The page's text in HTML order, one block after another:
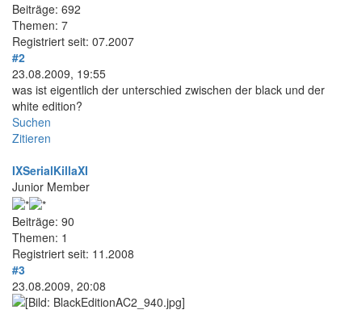
Beiträge: 692
Themen: 7
Registriert seit: 07.2007
#2
23.08.2009, 19:55
was ist eigentlich der unterschied zwischen der black und der
white edition?
Suchen
Zitieren
IXSerialKillaXI
Junior Member
Beiträge: 90
Themen: 1
Registriert seit: 11.2008
#3
23.08.2009, 20:08